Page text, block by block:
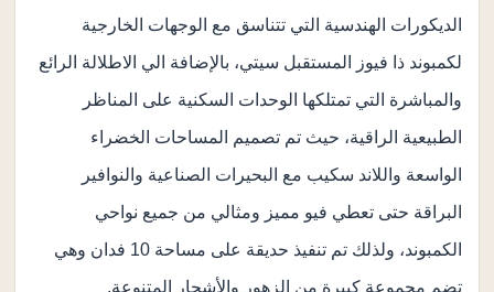
الديكورات الهندسية التي تتناسق مع الوجهات الخارجية
لكمبوند ذا فيوز المستقبل سيتي، بالإضافة الي الاطلالة الرائع
والمباشرة التي تمتلكها الوحدات السكنية على المناظر
الطبيعية الراقية، حيث تم تصميم المساحات الخضراء
الواسعة واللاند سكيب مع البحيرات الصناعية والنوافير
البراقة حتى تعطي فيو مميز ومثالي من جميع نواحي
الكمبوند، ولذلك تم تنفيذ حديقة على مساحة 10 فدان وهي
تضم مجموعة كبيرة من الزهور والأشجار المتنوعة.